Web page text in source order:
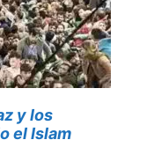
y los
el Islam